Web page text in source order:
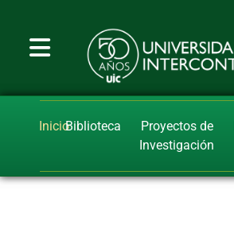
InicioBiblioteca
Proyectos de
Investigación